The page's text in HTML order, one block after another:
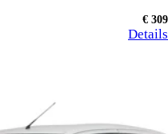
€ 309
Details